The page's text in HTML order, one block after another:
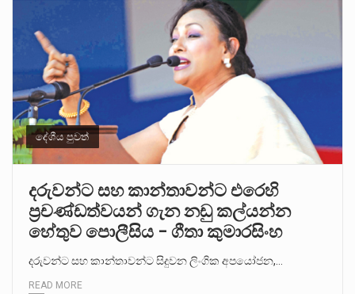
දේශීය පුවත්
දරුවන්ට සහ කාන්තාවන්ට එරෙහි
ප්‍රචණ්ඩත්වයන් ගැන නඩු කල්යන්න
හේතුව පොලීසිය – ගීතා කුමාරසිංහ
දරුවන්ට සහ කාන්තාවන්ට සිදුවන ලිංගික අපයෝජන,…
READ MORE